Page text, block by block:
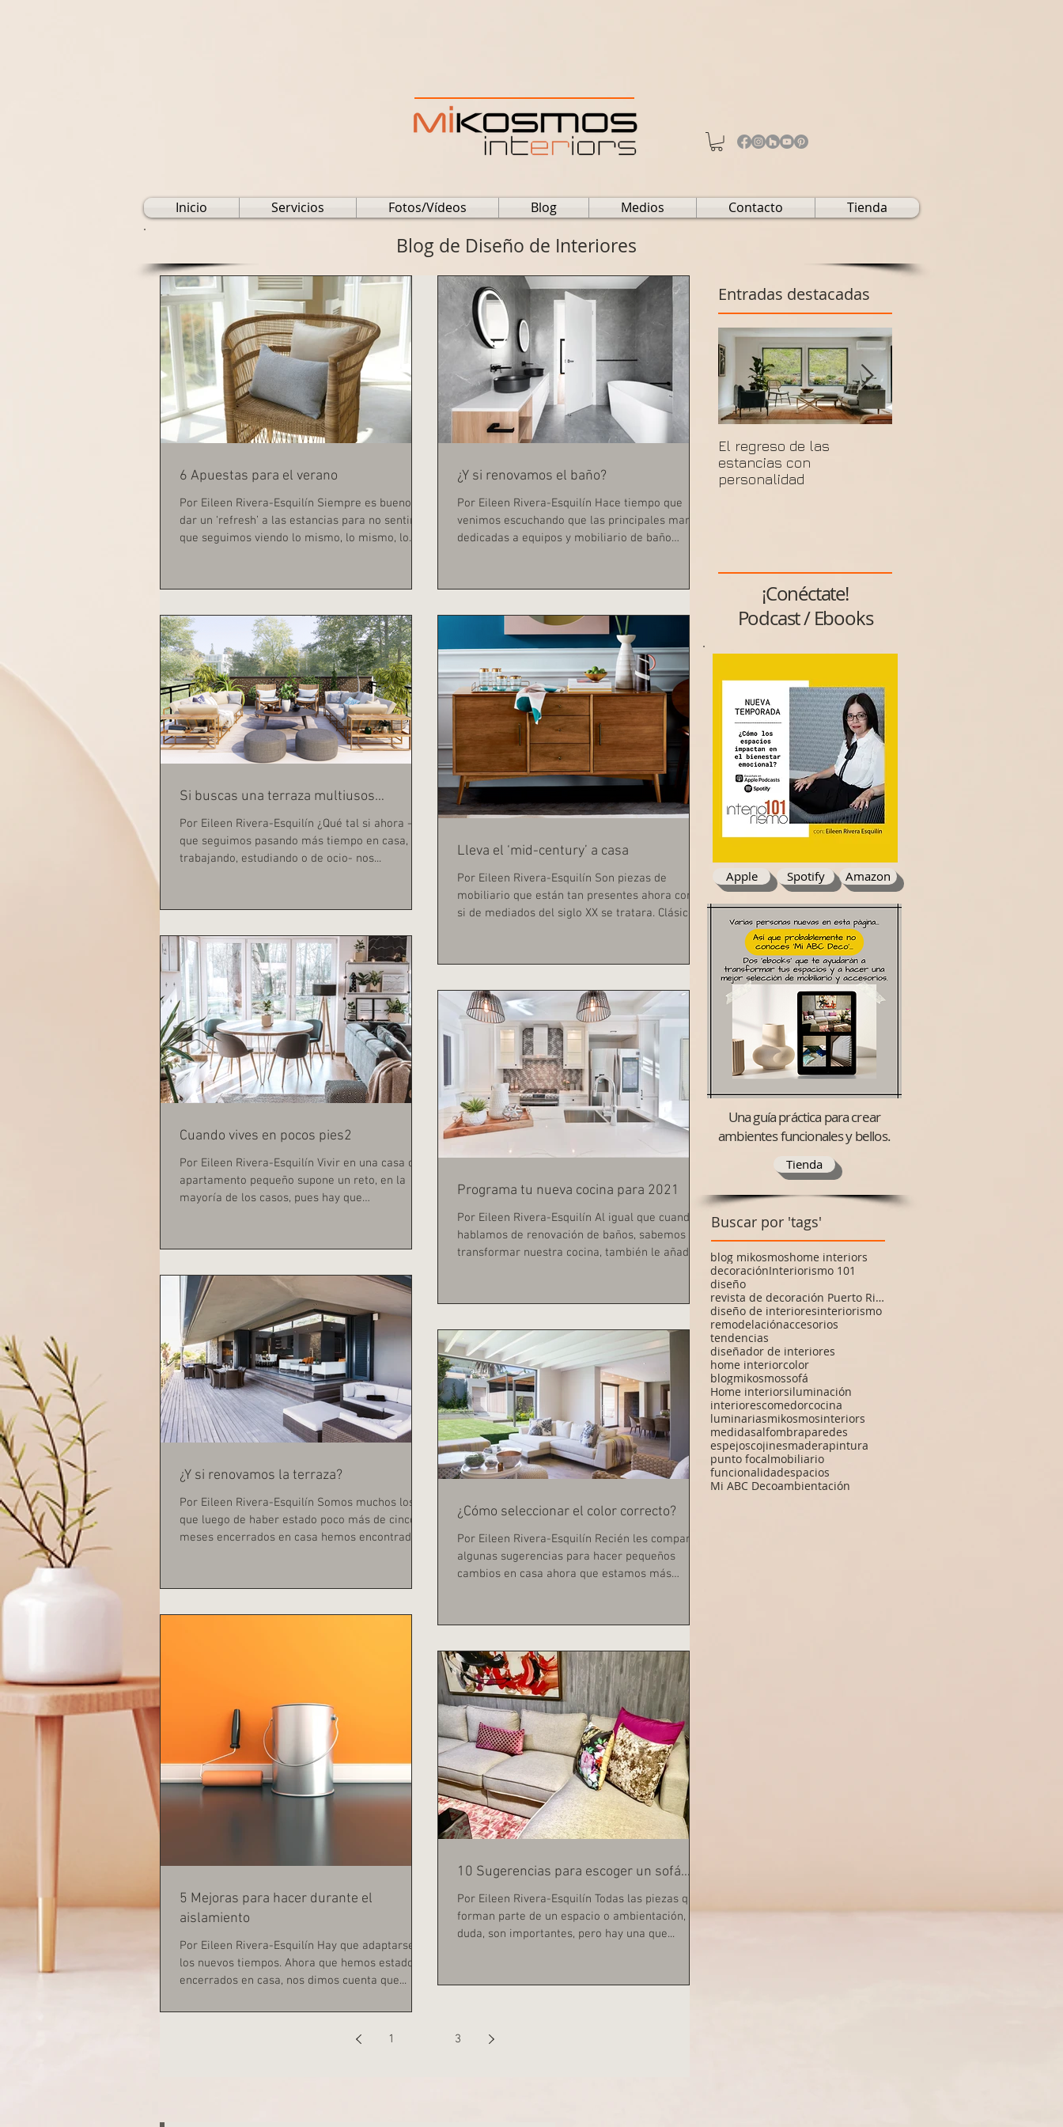
Inicio Servicios Fotos/Vídeos Blog Medios Contacto Tienda
Blog de Diseño de Interiores
6 Apuestas para el verano
Por Eileen Rivera-Esquilín Siempre es bueno
dar un ‘refresh’ a las estancias para no sentir
que seguimos viendo lo mismo, lo mismo, lo...
¿Y si renovamos el baño?
Por Eileen Rivera-Esquilín Hace tiempo que
venimos escuchando que las principales marcas
dedicadas a equipos y mobiliario de baño
Si buscas una terraza multiusos…
Por Eileen Rivera-Esquilín ¿Qué tal si ahora -
que seguimos pasando más tiempo en casa, sea
trabajando, estudiando o de ocio- nos...
Lleva el ‘mid-century’ a casa
Por Eileen Rivera-Esquilín Son piezas de
mobiliario que están tan presentes ahora como
si de mediados del siglo XX se tratara. Clásicos...
Cuando vives en pocos pies2
Por Eileen Rivera-Esquilín Vivir en una casa o
apartamento pequeño supone un reto, en la
mayoría de los casos, pues hay que
Programa tu nueva cocina para 2021
Por Eileen Rivera-Esquilín Al igual que cuando
hablamos de renovación de baños, sabemos que
transformar nuestra cocina, también le añade...
¿Y si renovamos la terraza?
Por Eileen Rivera-Esquilín Somos muchos los
que luego de haber estado poco más de cinco
meses encerrados en casa hemos encontrado
¿Cómo seleccionar el color correcto?
Por Eileen Rivera-Esquilín Recién les compartía
algunas sugerencias para hacer pequeños
cambios en casa ahora que estamos más
5 Mejoras para hacer durante el
aislamiento
Por Eileen Rivera-Esquilín Hay que adaptarse a
los nuevos tiempos. Ahora que hemos estado
encerrados en casa, nos dimos cuenta que...
10 Sugerencias para escoger un sofá…
Por Eileen Rivera-Esquilín Todas las piezas que
forman parte de un espacio o ambientación, sin
duda, son importantes, pero hay una que...
1 3
Entradas destacadas
El regreso de las
estancias con
personalidad
¡Conéctate!
Podcast / Ebooks
Apple Spotify Amazon
Una guía práctica para crear
ambientes funcionales y bellos.
Tienda
Buscar por 'tags'
blog mikosmoshome interiors
decoraciónInteriorismo 101
diseño
revista de decoración Puerto Rico
diseño de interioresinteriorismo
remodelaciónaccesorios
tendencias
diseñador de interiores
home interiorcolor
blogmikosmossofá
Home interiorsiluminación
interiorescomedorcocina
luminariasmikosmosinteriors
medidasalfombraparedes
espejoscojinesmaderapintura
punto focalmobiliario
funcionalidadespacios
Mi ABC Decoambientación